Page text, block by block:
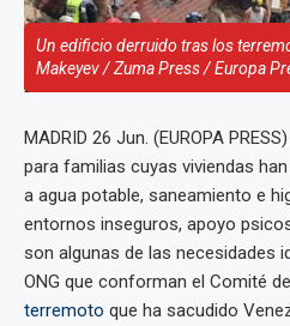
Un edificio derruido tras los
Makeyev / Zuma Press / Europa
MADRID 26 Jun. (EUROPA
para familias cuyas viviendas
a agua potable, saneamiento e
entornos inseguros, apoyo
son algunas de las necesidades
ONG que conforman el Comité
terremoto que ha sacudido